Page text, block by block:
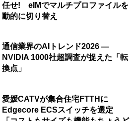
任せ! eIMでマルチプロファイルを
動的に切り替え
通信業界のAIトレンド2026 ―
NVIDIA 1000社超調査が捉えた「転
換点」
愛媛CATVが集合住宅FTTHに
Edgecore ECSスイッチを選定